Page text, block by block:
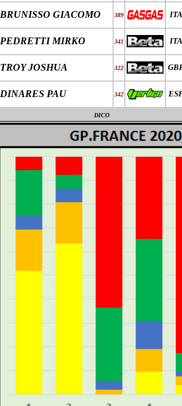
BRUNISSO GIACOMO 389 ITA
PEDRETTI MIRKO 341 ITA
TROY JOSHUA 322
DINARES PAU 342
DICO